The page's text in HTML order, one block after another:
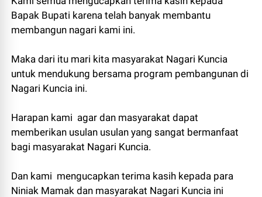
Bapak Bupati karena telah banyak membantu
membangun nagari kami ini.
Maka dari itu mari kita masyarakat Nagari Kuncia
untuk mendukung bersama program pembangunan di
Nagari Kuncia ini.
Harapan kami agar dan masyarakat dapat
memberikan usulan usulan yang sangat bermanfaat
bagi masyarakat Nagari Kuncia.
Dan kami mengucapkan terima kasih kepada para
Niniak Mamak dan masyarakat Nagari Kuncia ini